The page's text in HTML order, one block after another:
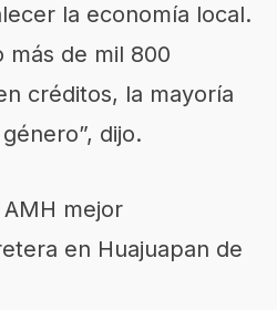
la economía local.
más de mil 800
créditos, la mayoría
dijo.
mejor
en Huajuapan de